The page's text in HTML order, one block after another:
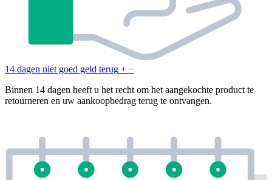
14 dagen niet goed geld terug + −
Binnen 14 dagen heeft u het recht om het aangekochte product te
retourneren en uw aankoopbedrag terug te ontvangen.